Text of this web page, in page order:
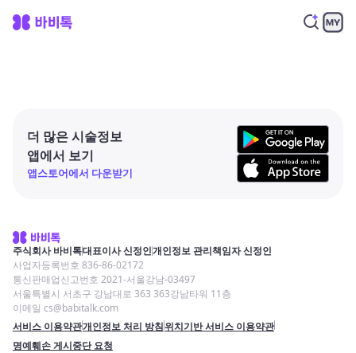
더 많은 시술정보
앱에서 보기
앱스토어에서 다운받기
주식회사 바비톡대표이사 신정인개인정보 관리책임자 신정인
사업자등록번호 836-86-02172
통신판매업신고번호 2021-서울강남-03497
서울특별시 서초구 강남대로 363 363강남타워 11층
이메일 cs@babitalk.com
서비스 이용약관개인정보 처리 방침위치기반 서비스 이용약관
명예훼손 게시중단 요청